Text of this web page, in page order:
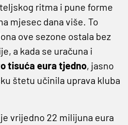
ritma i pune forme
mjesec dana više. To
ove sezone ostala bez
a kada se uračuna i
tisuća eura tjedno, jasno
štetu učinila uprava kluba
vrijedno 22 milijuna eura